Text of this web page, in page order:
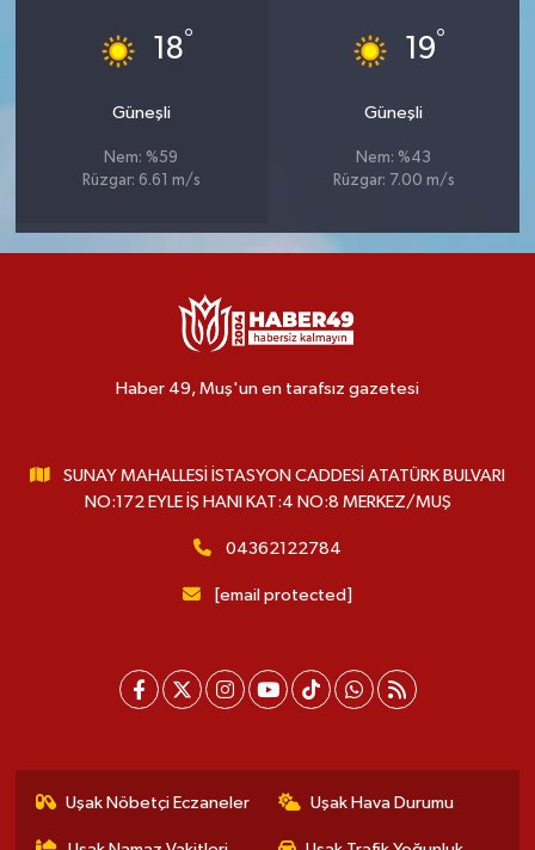
18°
Güneşli
Nem: %59
Rüzgar: 6.61 m/s
19°
Güneşli
Nem: %43
Rüzgar: 7.00 m/s
Haber 49, Muş'un en tarafsız gazetesi
SUNAY MAHALLESİ İSTASYON CADDESİ ATATÜRK BULVARI
NO:172 EYLE İŞ HANI KAT:4 NO:8 MERKEZ/MUŞ
04362122784
[email protected]
Uşak Nöbetçi Eczaneler Uşak Hava Durumu